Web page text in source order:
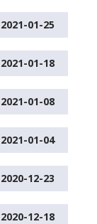
2021-01-25
2021-01-18
2021-01-08
2021-01-04
2020-12-23
2020-12-18